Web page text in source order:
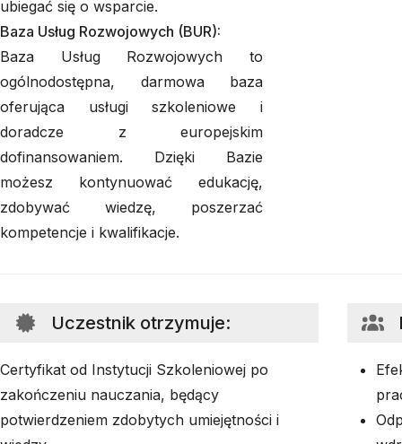
ubiegać się o wsparcie.
Baza Usług Rozwojowych (BUR):
Baza Usług Rozwojowych to
ogólnodostępna, darmowa baza
oferująca usługi szkoleniowe i
doradcze z europejskim
dofinansowaniem. Dzięki Bazie
możesz kontynuować edukację,
zdobywać wiedzę, poszerzać
kompetencje i kwalifikacje.
Uczestnik otrzymuje:
Certyfikat od Instytucji Szkoleniowej po
zakończeniu nauczania, będący
potwierdzeniem zdobytych umiejętności i